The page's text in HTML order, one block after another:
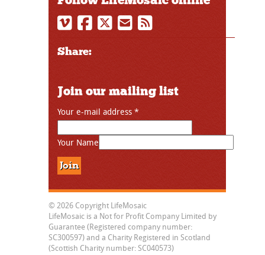
Share:
Join our mailing list
Your e-mail address *
Your Name
© 2026 Copyright LifeMosaic
LifeMosaic is a Not for Profit Company Limited by
Guarantee (Registered company number:
SC300597) and a Charity Registered in Scotland
(Scottish Charity number: SC040573)